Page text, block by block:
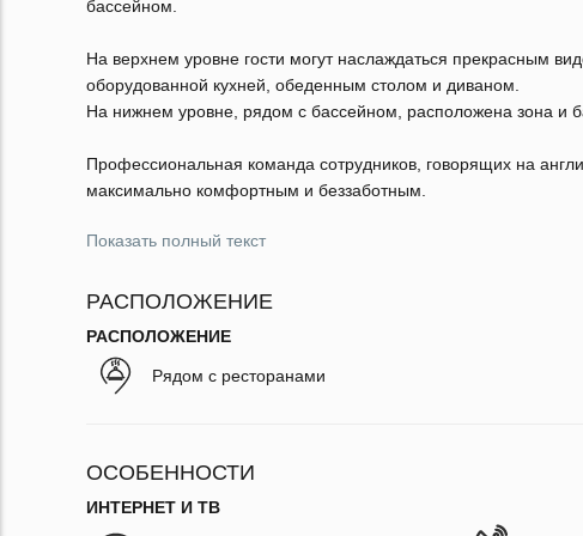
бассейном.
На верхнем уровне гости могут наслаждаться прекрасным
оборудованной кухней, обеденным столом и диваном.
На нижнем уровне, рядом с бассейном, расположена зона и
Профессиональная команда сотрудников, говорящих на
максимально комфортным и беззаботным.
Показать полный текст
РАСПОЛОЖЕНИЕ
РАСПОЛОЖЕНИЕ
Рядом с ресторанами
ОСОБЕННОСТИ
ИНТЕРНЕТ И ТВ